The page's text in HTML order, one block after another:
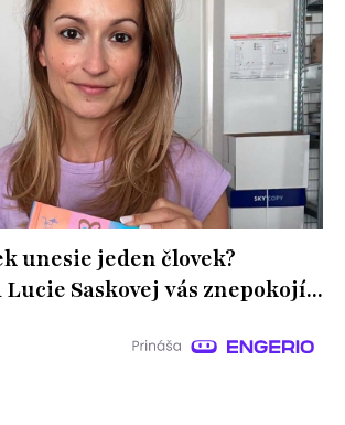
unesie jeden človek?
Saskovej vás znepokojí...